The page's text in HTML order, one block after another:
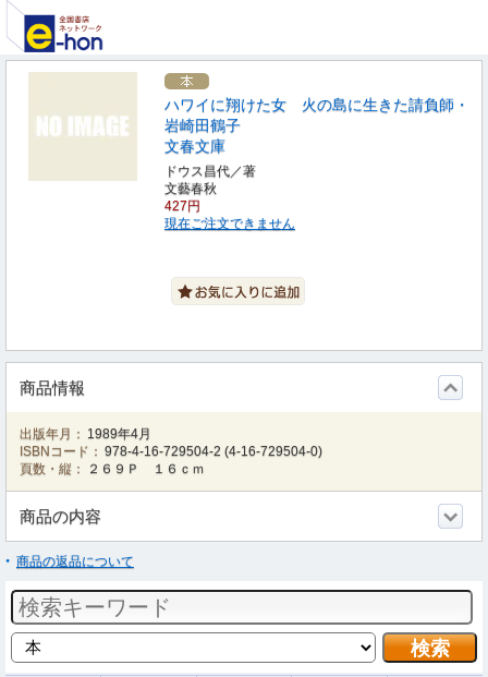
ハワイに翔けた女 火の島に生きた請負師・
岩崎田鶴子
文春文庫
ドウス昌代／著
文藝春秋
427円
現在ご注文できません
商品情報
出版年月： 1989年4月
ISBNコード： 978-4-16-729504-2 (4-16-729504-0)
頁数・縦：
２６９Ｐ １６ｃｍ
商品の内容
商品の返品について